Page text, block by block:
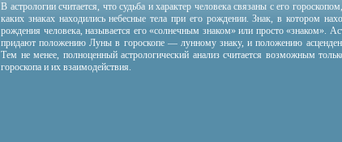
В астрологии считается, что судьба и характер человека связаны с его
каких знаках находились небесные тела при его рождении. Знак, в котором
рождения человека, называется его «солнечным знаком» или просто «знаком».
придают положению Луны в гороскопе — лунному знаку, и положению
Тем не менее, полноценный астрологический анализ считается возможным
гороскопа и их взаимодействия.